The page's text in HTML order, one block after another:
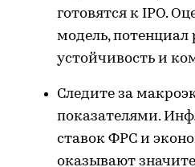
готовятся к IPO.
модель, потенциал
устойчивость и
Следите за
показателями.
ставок ФРС и
оказывают